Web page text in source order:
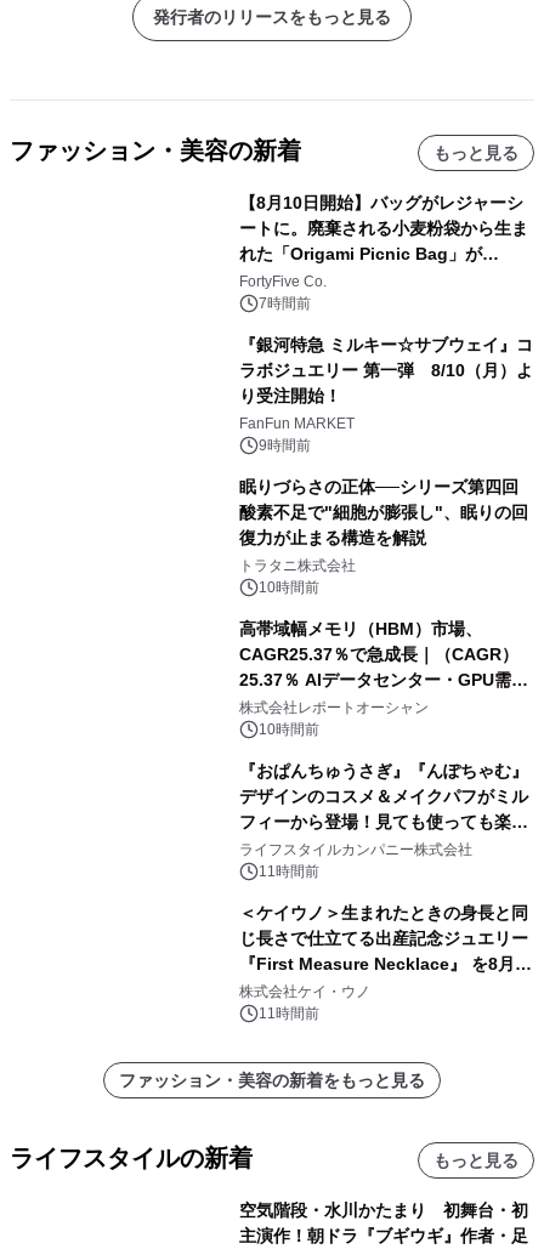
発行者のリリースをもっと見る
ファッション・美容の新着 もっと見る
【8月10日開始】バッグがレジャーシ
ートに。廃棄される小麦粉袋から生ま
れた「Origami Picnic Bag」が
Makuakeに登場
FortyFive Co.
7時間前
『銀河特急 ミルキー☆サブウェイ』コ
ラボジュエリー 第一弾 8/10（月）よ
り受注開始！
FanFun MARKET
9時間前
眠りづらさの正体──シリーズ第四回
酸素不足で"細胞が膨張し"、眠りの回
復力が止まる構造を解説
トラタニ株式会社
10時間前
高帯域幅メモリ（HBM）市場、
CAGR25.37％で急成長｜（CAGR）
25.37％ AIデータセンター・GPU需要
拡大が2035年の市場成長を牽引
株式会社レポートオーシャン
10時間前
『おぱんちゅうさぎ』『んぽちゃむ』
デザインのコスメ＆メイクパフがミル
フィーから登場！見ても使っても楽し
い、ポップでキュートなコレクショ
ン。
ライフスタイルカンパニー株式会社
11時間前
＜ケイウノ＞生まれたときの身長と同
じ長さで仕立てる出産記念ジュエリー
『First Measure Necklace』 を8月14
日(金)に発売
株式会社ケイ・ウノ
11時間前
ファッション・美容の新着をもっと見る
ライフスタイルの新着 もっと見る
空気階段・水川かたまり 初舞台・初
主演作！朝ドラ『ブギウギ』作者・足